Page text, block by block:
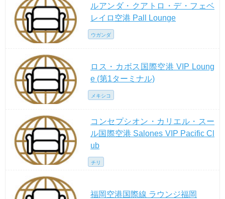
ルアンダ・クアトロ・デ・フェベ
レイロ空港 Pall Lounge
ウガンダ
ロス・カボス国際空港 VIP Loung
e (第1ターミナル)
メキシコ
コンセプシオン・カリエル・スー
ル国際空港 Salones VIP Pacific Cl
ub
チリ
福岡空港国際線 ラウンジ福岡